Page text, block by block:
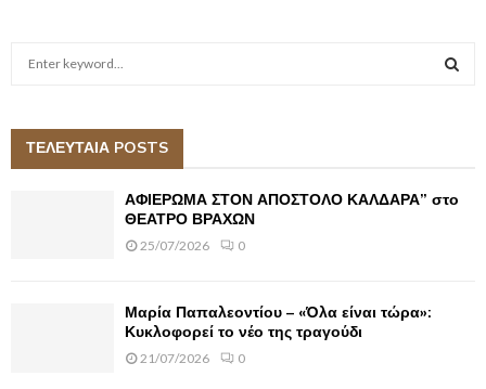
h
A
ΤΕΛΕΥΤΑΙΑ POSTS
ΑΦΙΕΡΩΜΑ ΣΤΟΝ ΑΠΟΣΤΟΛΟ ΚΑΛΔΑΡΑ” στο
ΘΕΑΤΡΟ ΒΡΑΧΩΝ
25/07/2026 0
Μαρία Παπαλεοντίου – «Όλα είναι τώρα»:
Κυκλοφορεί το νέο της τραγούδι
21/07/2026 0